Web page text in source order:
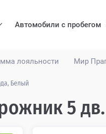
лояльности Мир
Автомобили с пробегом
Белый
5